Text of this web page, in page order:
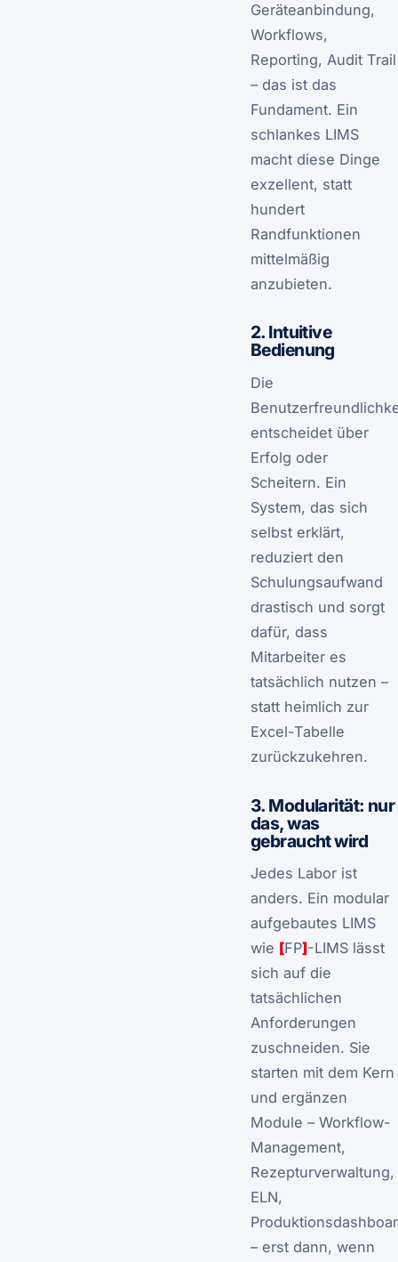
Geräteanbindung,
Workflows,
Reporting, Audit Trail
– das ist das
Fundament. Ein
schlankes LIMS
macht diese Dinge
exzellent, statt
hundert
Randfunktionen
mittelmäßig
anzubieten.
2. Intuitive
Bedienung
Die
entscheidet über
Erfolg oder
Scheitern. Ein
System, das sich
selbst erklärt,
reduziert den
Schulungsaufwand
drastisch und sorgt
dafür, dass
Mitarbeiter es
tatsächlich nutzen –
statt heimlich zur
Excel-Tabelle
zurückzukehren.
3. Modularität: nur
das, was
gebraucht wird
Jedes Labor ist
anders. Ein modular
aufgebautes LIMS
wie [FP]-LIMS lässt
sich auf die
tatsächlichen
Anforderungen
zuschneiden. Sie
starten mit dem Kern
und ergänzen
Module – Workflow-
Management,
Rezepturverwaltung,
ELN,
– erst dann, wenn